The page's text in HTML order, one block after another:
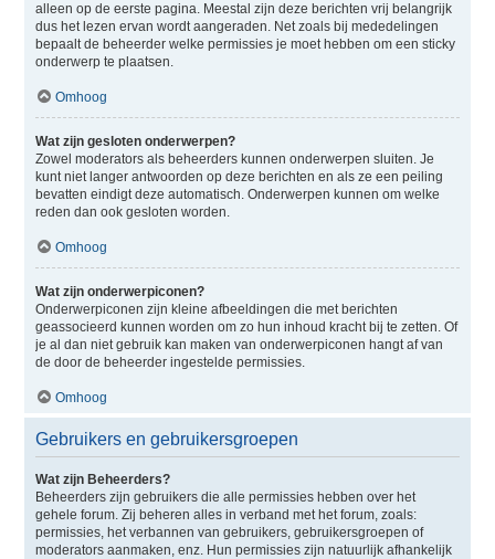
alleen op de eerste pagina. Meestal zijn deze berichten vrij belangrijk
dus het lezen ervan wordt aangeraden. Net zoals bij mededelingen
bepaalt de beheerder welke permissies je moet hebben om een sticky
onderwerp te plaatsen.
Omhoog
Wat zijn gesloten onderwerpen?
Zowel moderators als beheerders kunnen onderwerpen sluiten. Je
kunt niet langer antwoorden op deze berichten en als ze een peiling
bevatten eindigt deze automatisch. Onderwerpen kunnen om welke
reden dan ook gesloten worden.
Omhoog
Wat zijn onderwerpiconen?
Onderwerpiconen zijn kleine afbeeldingen die met berichten
geassocieerd kunnen worden om zo hun inhoud kracht bij te zetten. Of
je al dan niet gebruik kan maken van onderwerpiconen hangt af van
de door de beheerder ingestelde permissies.
Omhoog
Gebruikers en gebruikersgroepen
Wat zijn Beheerders?
Beheerders zijn gebruikers die alle permissies hebben over het
gehele forum. Zij beheren alles in verband met het forum, zoals:
permissies, het verbannen van gebruikers, gebruikersgroepen of
moderators aanmaken, enz. Hun permissies zijn natuurlijk afhankelijk